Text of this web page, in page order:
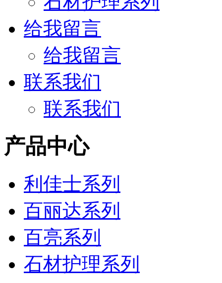
给我留言
给我留言
联系我们
联系我们
产品中心
利佳士系列
百丽达系列
百亮系列
石材护理系列